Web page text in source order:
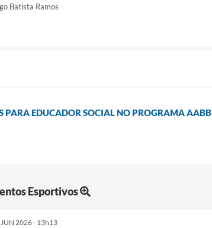
Batista Ramos
PARA EDUCADOR SOCIAL NO PROGRAMA AABB
Esportivos
2026 - 13h13